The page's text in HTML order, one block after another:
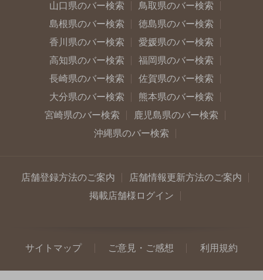
山口県のバー検索
鳥取県のバー検索
島根県のバー検索
徳島県のバー検索
香川県のバー検索
愛媛県のバー検索
高知県のバー検索
福岡県のバー検索
長崎県のバー検索
佐賀県のバー検索
大分県のバー検索
熊本県のバー検索
宮崎県のバー検索
鹿児島県のバー検索
沖縄県のバー検索
店舗登録方法のご案内
店舗情報更新方法のご案内
掲載店舗様ログイン
サイトマップ ご意見・ご感想 利用規約